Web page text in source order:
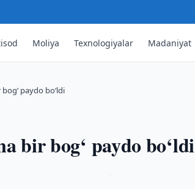
Moliya Texnologiyalar Madaniyat
paydo bo‘ldi
bir bog‘ paydo bo‘ldi